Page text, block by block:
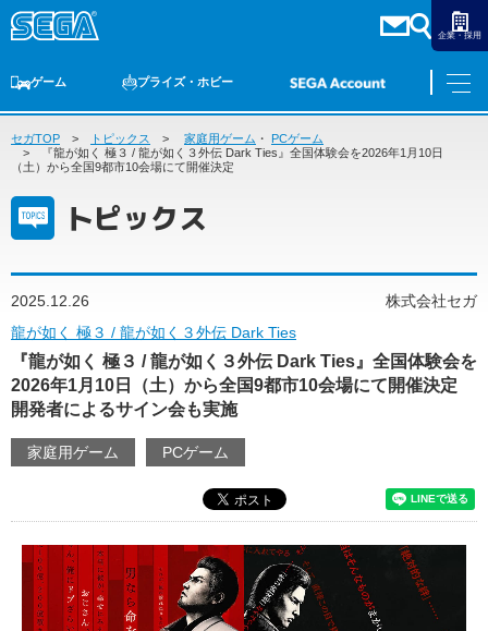
企業・採用
ゲーム
ゲームTOP 家庭用ゲーム PCゲーム スマホゲーム
プライズ・ホビー
プライズ トイ S-FIRE セガ ラッキーくじ
オンライン
ゲーム
家庭用ゲーム
スマホゲーム
プライズ・ホビー
S-FIRE
セガ ラッキーくじ
セガ ラッキーくじ オンライン
物販
アニメ
ダーツ
トピックス
セガTOP トピックス 家庭用ゲーム ・ PCゲーム
『龍が如く 極３ / 龍が如く３外伝 Dark Ties』全国体験会を2026年1月10日
（土）から全国9都市10会場にて開催決定
トピックス
2025.12.26
株式会社セガ
龍が如く 極３ / 龍が如く３外伝 Dark Ties
『龍が如く 極３ / 龍が如く３外伝 Dark Ties』全国体験会を
2026年1月10日（土）から全国9都市10会場にて開催決定
開発者によるサイン会も実施
家庭用ゲーム PCゲーム